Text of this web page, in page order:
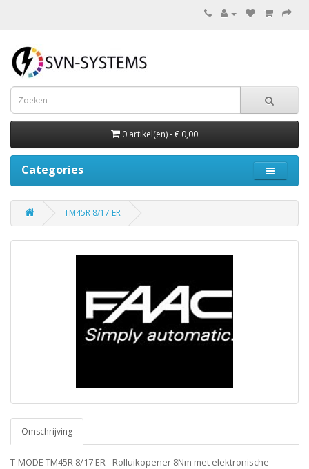
0 artikel(en) - € 0,00
Categories
TM45R 8/17 ER
Omschrijving
T-MODE TM45R 8/17 ER - Rolluikopener 8Nm met elektronische